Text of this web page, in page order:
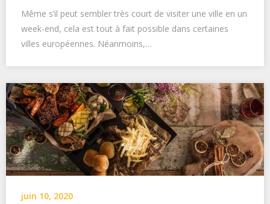
Même s’il peut sembler très court de visiter une ville en un
week-end, cela est tout à fait possible dans certaines
villes européennes. Néanmoins,…
juin 10, 2020